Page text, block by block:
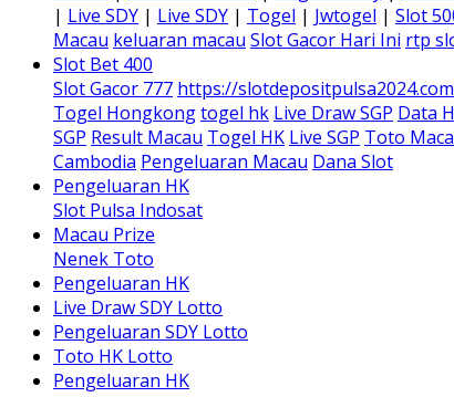
| Live SDY | Live SDY | Togel | Jwtogel | Slot
Macau keluaran macau Slot Gacor Hari Ini rtp
Slot Bet 400
Slot Gacor 777 https://
Togel Hongkongtogel hk Live Draw SGP Data
SGP Result Macau Togel HK Live SGP Toto
Cambodia Pengeluaran Macau Dana Slot
Pengeluaran HK
Slot Pulsa Indosat
Macau Prize
Nenek Toto
Pengeluaran HK
Live Draw SDY Lotto
Pengeluaran SDY Lotto
Toto HK Lotto
Pengeluaran HK